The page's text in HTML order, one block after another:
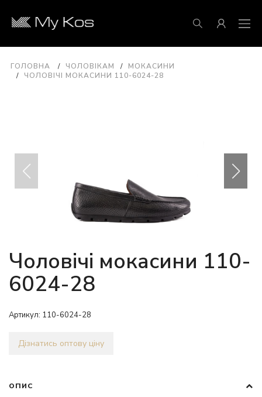
ГОЛОВНА ЧОЛОВІКАМ
МОКАСИНИ
ЧОЛОВІЧІ МОКАСИНИ 110-6024-28
Чоловічі мокасини 110-
6024-28
Артикул: 110-6024-28
Дізнатись оптову ціну
ОПИС